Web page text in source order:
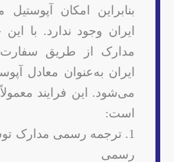
بنابراین امکان
ایران وجود ندارد. با این
مدارک از طریق
ایران به‌عنوان معادل
می‌شود. این فرایند
است:
1. ترجمه رسمی مدارک
رسمی